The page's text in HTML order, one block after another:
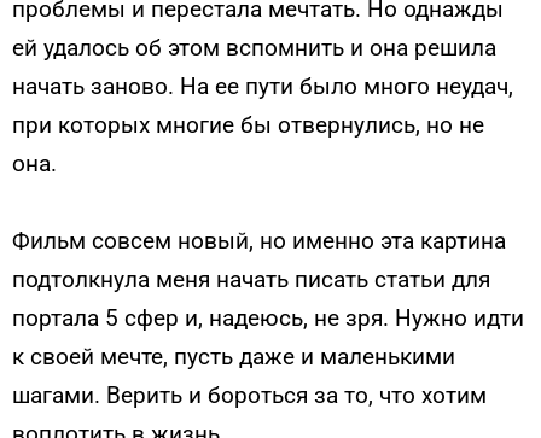
проблемы и перестала мечтать. Но однажды
ей удалось об этом вспомнить и она решила
начать заново. На ее пути было много неудач,
при которых многие бы отвернулись, но не
она.
Фильм совсем новый, но именно эта картина
подтолкнула меня начать писать статьи для
портала 5 сфер и, надеюсь, не зря. Нужно идти
к своей мечте, пусть даже и маленькими
шагами. Верить и бороться за то, что хотим